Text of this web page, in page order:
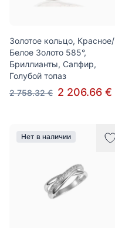
Золотое кольцо, Красное/
Белое Золото 585°,
Бриллианты, Сапфир,
Голубой топаз
2 758.32 € 2 206.66 €
Нет в наличии